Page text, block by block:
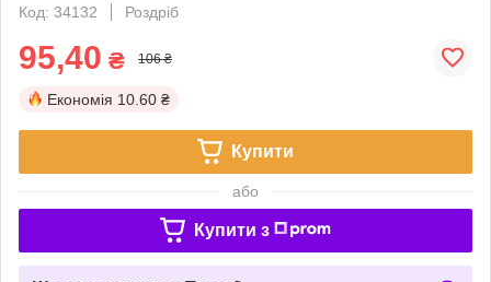
Код: 34132
Роздріб
95,40 ₴ 106 ₴
Економія 10.60 ₴
Купити
або
Купити з